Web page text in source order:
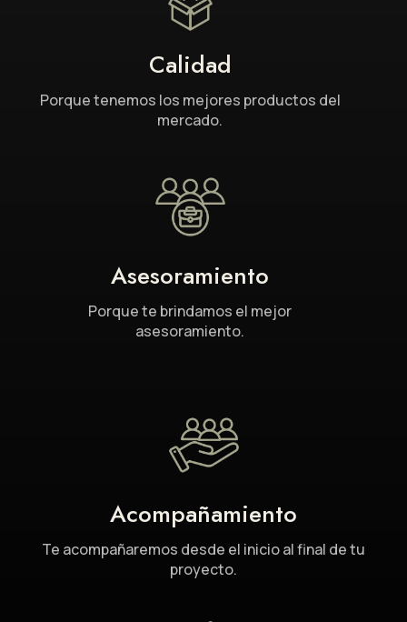
Calidad
Porque tenemos los mejores productos del
mercado.
Asesoramiento
Porque te brindamos el mejor
asesoramiento.
Acompañamiento
Te acompañaremos desde el inicio al final de tu
proyecto.